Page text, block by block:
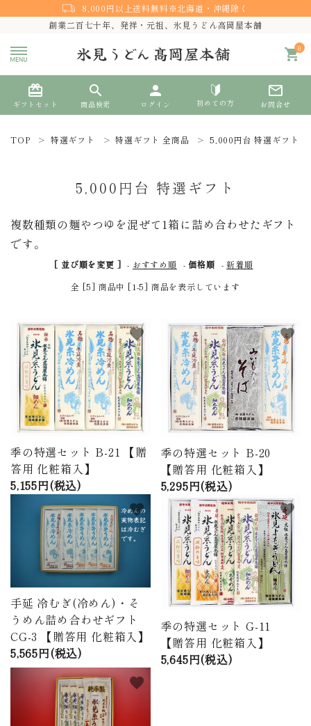
8,000円以上送料無料※北海道・沖縄除く
創業二百七十年、発祥・元祖、氷見うどん高岡屋本舗
0
shopping_cart
card_giftcard
ギフトセット
search
商品検索
person
ログイン 初めての方
mail_outline
お問合せ
ACCOUNT MENU
ようこそ ゲスト 様
person 新規会員登録
商品から探す
価格から探す
ご利用ガイド
プライバシーポリシー
特定商取引法について
お問い合わせ
ページ一覧
TOP 特選ギフト 特選ギフト 全商品 5,000円台 特選ギフト
5,000円台 特選ギフト
複数種類の麺やつゆを混ぜて1箱に詰め合わせたギフト
です。
[ 並び順を変更 ] - おすすめ順 -価格順 -新着順
全 [5] 商品中 [1-5] 商品を表示しています
季の特選セット B-21 【贈
答用 化粧箱入】
5,155円(税込)
favorite
季の特選セット B-20
【贈答用 化粧箱入】
5,295円(税込)
favorite
手延 冷むぎ(冷めん)・そ
うめん詰め合わせギフト
CG-3 【贈答用 化粧箱入】
5,565円(税込)
favorite
季の特選セット G-11
【贈答用 化粧箱入】
5,645円(税込)
favorite
favorite